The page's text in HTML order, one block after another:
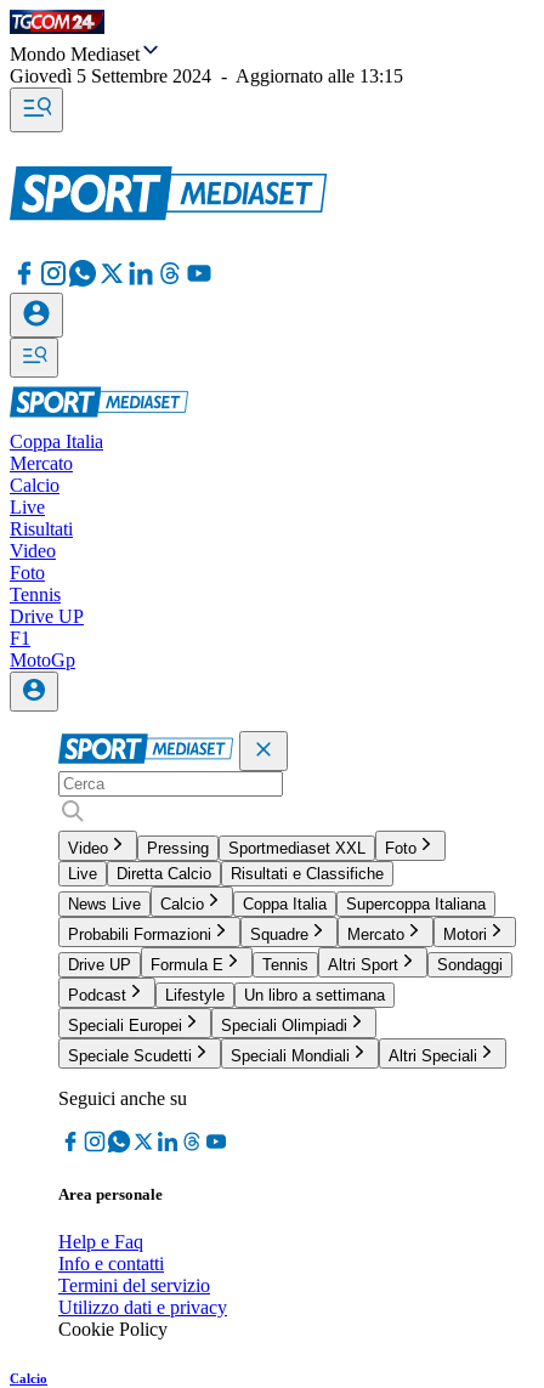
Mondo Mediaset
Giovedì 5 Settembre 2024 - Aggiornato alle 13:15
Coppa Italia
Mercato
Calcio
Live
Risultati
Video
Foto
Tennis
Drive UP
F1
MotoGp
Video Pressing Sportmediaset XXL
Foto
Live
Diretta Calcio
Risultati e Classifiche
News Live
Calcio Coppa Italia
Supercoppa Italiana
Probabili Formazioni
Squadre Mercato
Motori
Drive UP
Formula E Tennis Altri Sport
Sondaggi
Podcast
Lifestyle
Un libro a settimana
Speciali Europei
Speciali Olimpiadi
Speciale Scudetti
Speciali Mondiali Altri Speciali
Seguici anche su
Area personale
Help e Faq
Info e contatti
Termini del servizio
Utilizzo dati e privacy
Cookie Policy
Calcio